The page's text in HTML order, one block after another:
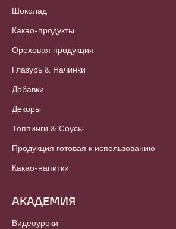
Шоколад
Какао-продукты
Ореховая продукция
Глазурь & Начинки
Добавки
Декоры
Топпинги & Соусы
Продукция готовая к использованию
Какао-напитки
АКАДЕМИЯ
Видеоуроки